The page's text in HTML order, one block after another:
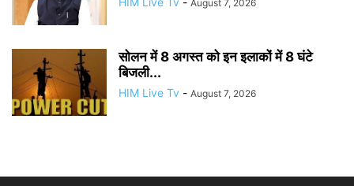
August 7, 2026
सोलन में 8 अगस्त को इन इलाकों में 8 घंटे
बिजली...
HIM Live Tv - August 7, 2026